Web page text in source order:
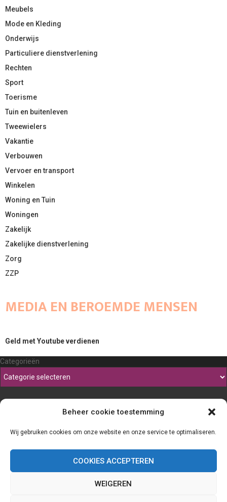
Beheer cookie toestemming
Wij gebruiken cookies om onze website en onze service te optimaliseren.
COOKIES ACCEPTEREN
WEIGEREN
Meubels
Mode en Kleding
Onderwijs
Particuliere dienstverlening
Rechten
Sport
Toerisme
Tuin en buitenleven
Tweewielers
Vakantie
Verbouwen
Vervoer en transport
Winkelen
Woning en Tuin
Woningen
Zakelijk
Zakelijke dienstverlening
Zorg
ZZP
MEDIA EN BEROEMDE MENSEN
Geld met Youtube verdienen
Categorieën
@2023 - www.Thefineliner.be. All Right Reserved.